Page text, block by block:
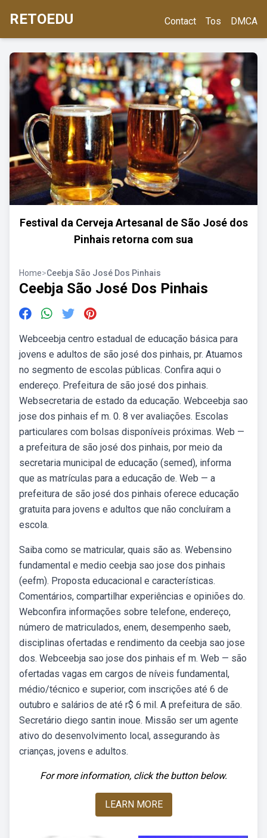
RETOEDU Contact Tos DMCA
Festival da Cerveja Artesanal de São José dos
Pinhais retorna com sua
Home>Ceebja São José Dos Pinhais
Ceebja São José Dos Pinhais
Webceebja centro estadual de educação básica para
jovens e adultos de são josé dos pinhais, pr. Atuamos
no segmento de escolas públicas. Confira aqui o
endereço. Prefeitura de são josé dos pinhais.
Websecretaria de estado da educação. Webceebja sao
jose dos pinhais ef m. 0. 8 ver avaliações. Escolas
particulares com bolsas disponíveis próximas. Web —
a prefeitura de são josé dos pinhais, por meio da
secretaria municipal de educação (semed), informa
que as matrículas para a educação de. Web — a
prefeitura de são josé dos pinhais oferece educação
gratuita para jovens e adultos que não concluíram a
escola.
Saiba como se matricular, quais são as. Webensino
fundamental e medio ceebja sao jose dos pinhais
(eefm). Proposta educacional e características.
Comentários, compartilhar experiências e opiniões do.
Webconfira informações sobre telefone, endereço,
número de matriculados, enem, desempenho saeb,
disciplinas ofertadas e rendimento da ceebja sao jose
dos. Webceebja sao jose dos pinhais ef m. Web — são
ofertadas vagas em cargos de níveis fundamental,
médio/técnico e superior, com inscrições até 6 de
outubro e salários de até r$ 6 mil. A prefeitura de são.
Secretário diego santin inoue. Missão ser um agente
ativo do desenvolvimento local, assegurando às
crianças, jovens e adultos.
For more information, click the button below.
LEARN MORE